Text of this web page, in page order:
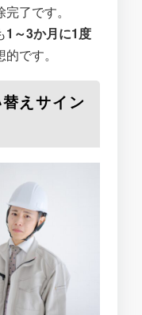
了です。
1～3か月に1度
です。
えサイン